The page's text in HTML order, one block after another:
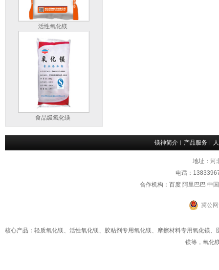
活性氧化镁
食品级氧化镁
镁神简介 ︱ 产品服务 ︱
地址：河
电话：
合作机构：百度 阿里巴巴 中
冀公
核心产品：轻质氧化镁、活性氧化镁、 胶粘剂专用氧化镁、 摩擦材料专用氧化镁、
镁等， 氧化